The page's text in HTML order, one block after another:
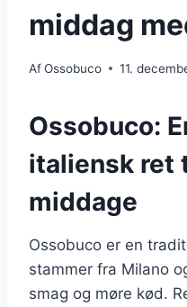
middag
AfOssobuco 11.
Ossobuco:
italiensk ret
middage
Ossobuco er en
stammer fra Milano
smag og møre kød.